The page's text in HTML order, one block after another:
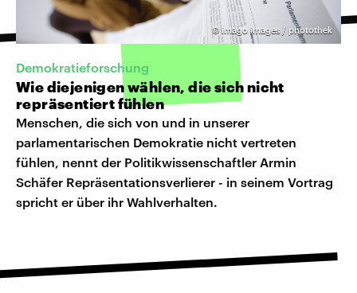
©imago images / photothek
Demokratieforschung
Wie diejenigen wählen, die sich nicht
repräsentiert fühlen
Menschen, die sich von und in unserer
parlamentarischen Demokratie nicht vertreten
fühlen, nennt der Politikwissenschaftler Armin
Schäfer Repräsentationsverlierer - in seinem Vortrag
spricht er über ihr Wahlverhalten.